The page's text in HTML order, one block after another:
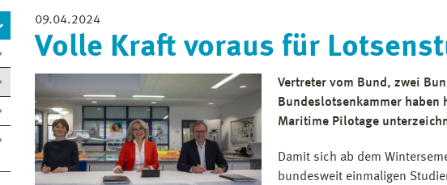
09.04.2024
Volle Kraft voraus für
Vertreter vom Bund, zwei
Bundeslotsenkammer haben
Maritime Pilotage
Damit sich ab dem
bundesweit einmaligen